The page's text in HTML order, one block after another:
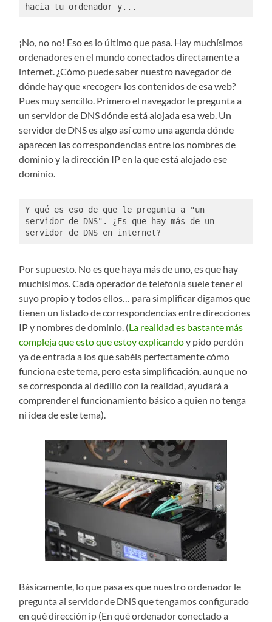
hacia tu ordenador y...
¡No, no no! Eso es lo último que pasa. Hay muchísimos
ordenadores en el mundo conectados directamente a
internet. ¿Cómo puede saber nuestro navegador de
dónde hay que «recoger» los contenidos de esa web?
Pues muy sencillo. Primero el navegador le pregunta a
un servidor de DNS dónde está alojada esa web. Un
servidor de DNS es algo así como una agenda dónde
aparecen las correspondencias entre los nombres de
dominio y la dirección IP en la que está alojado ese
dominio.
Y qué es eso de que le pregunta a "un
servidor de DNS". ¿Es que hay más de un
servidor de DNS en internet?
Por supuesto. No es que haya más de uno, es que hay
muchísimos. Cada operador de telefonía suele tener el
suyo propio y todos ellos… para simplificar digamos que
tienen un listado de correspondencias entre direcciones
IP y nombres de dominio. (La realidad es bastante más
compleja que esto que estoy explicandoy pido perdón
ya de entrada a los que sabéis perfectamente cómo
funciona este tema, pero esta simplificación, aunque no
se corresponda al dedillo con la realidad, ayudará a
comprender el funcionamiento básico a quien no tenga
ni idea de este tema).
Básicamente, lo que pasa es que nuestro ordenador le
pregunta al servidor de DNS que tengamos configurado
en qué dirección ip (En qué ordenador conectado a